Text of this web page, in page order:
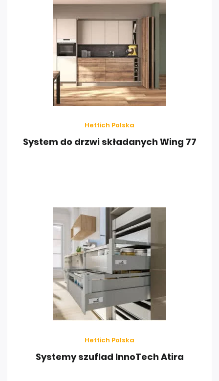
Hettich Polska
System do drzwi składanych Wing 77
Hettich Polska
Systemy szuflad InnoTech Atira